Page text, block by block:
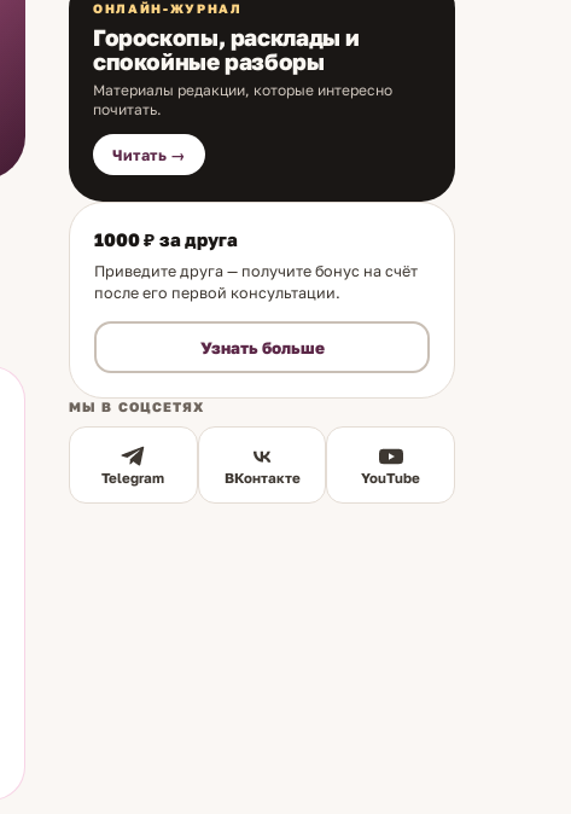
ОНЛАЙН-ЖУРНАЛ
Гороскопы, расклады и
спокойные разборы
Материалы редакции, которые интересно
почитать.
Читать →
1000 ₽ за друга
Приведите друга — получите бонус на счёт
после его первой консультации.
Узнать больше
МЫ В СОЦСЕТЯХ
Telegram ВКонтакте YouTube